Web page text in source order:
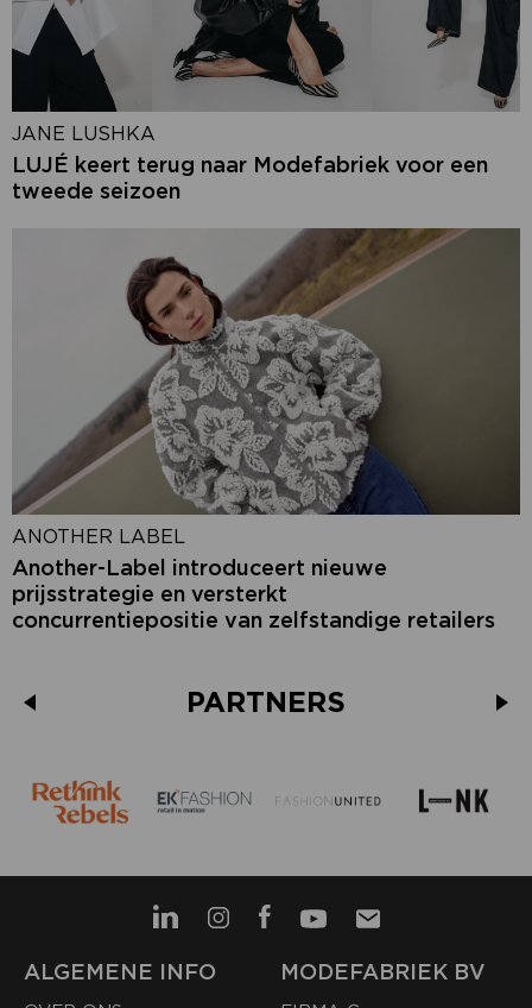
JANE LUSHKA
LUJÉ keert terug naar Modefabriek voor een
tweede seizoen
ANOTHER LABEL
Another-Label introduceert nieuwe
prijsstrategie en versterkt
concurrentiepositie van zelfstandige retailers
PARTNERS
ALGEMENE INFO MODEFABRIEK BV